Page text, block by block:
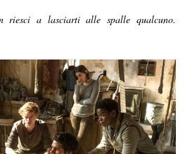
riesci a lasciarti alle spalle qualcuno.